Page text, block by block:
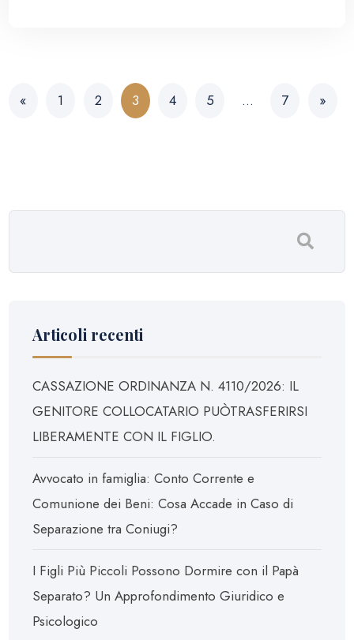
« 1 2 3 4 5 … 7 »
Articoli recenti
CASSAZIONE ORDINANZA N. 4110/2026: IL
GENITORE COLLOCATARIO PUÒTRASFERIRSI
LIBERAMENTE CON IL FIGLIO.
Avvocato in famiglia: Conto Corrente e
Comunione dei Beni: Cosa Accade in Caso di
Separazione tra Coniugi?
I Figli Più Piccoli Possono Dormire con il Papà
Separato? Un Approfondimento Giuridico e
Psicologico